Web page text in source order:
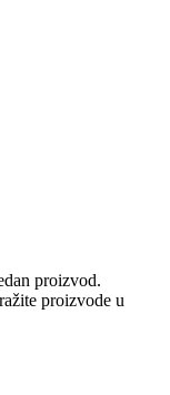
proizvod.
proizvode u